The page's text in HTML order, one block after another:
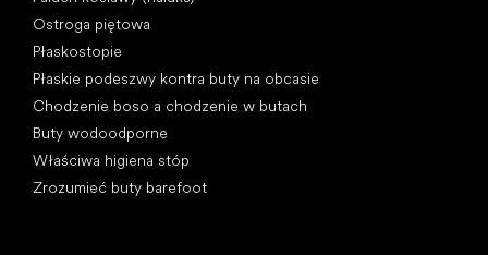
Ostroga piętowa
Płaskostopie
Płaskie podeszwy kontra buty na obcasie
Chodzenie boso a chodzenie w butach
Buty wodoodporne
Właściwa higiena stóp
Zrozumieć buty barefoot